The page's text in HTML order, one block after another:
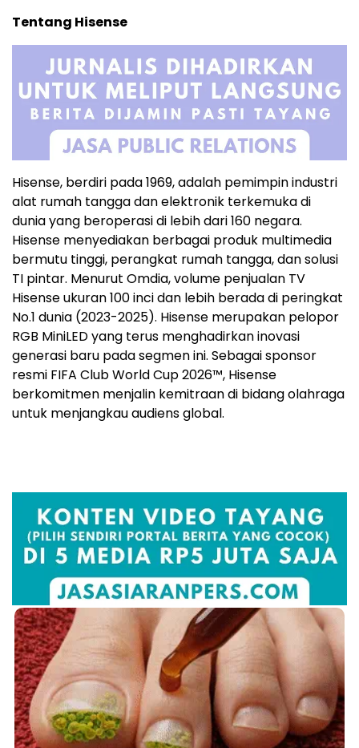
Tentang Hisense
Hisense, berdiri pada 1969, adalah pemimpin industri
alat rumah tangga dan elektronik terkemuka di
dunia yang beroperasi di lebih dari 160 negara.
Hisense menyediakan berbagai produk multimedia
bermutu tinggi, perangkat rumah tangga, dan solusi
TI pintar. Menurut Omdia, volume penjualan TV
Hisense ukuran 100 inci dan lebih berada di peringkat
No.1 dunia (2023-2025). Hisense merupakan pelopor
RGB MiniLED yang terus menghadirkan inovasi
generasi baru pada segmen ini. Sebagai sponsor
resmi FIFA Club World Cup 2026™, Hisense
berkomitmen menjalin kemitraan di bidang olahraga
untuk menjangkau audiens global.